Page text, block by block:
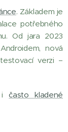
. Základem je
potřebného
Od jara 2023
nová
verzi –
ičasto kladené